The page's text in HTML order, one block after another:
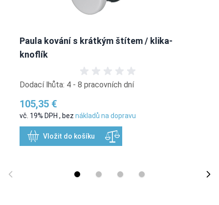
Paula kování s krátkým štítem / klika-
knoflík
Dodací lhůta: 4 - 8 pracovních dní
105,35 €
vč. 19% DPH , bez nákladů na dopravu
Vložit do košíku